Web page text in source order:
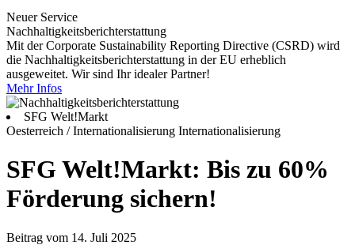
Neuer Service
Nachhaltigkeitsberichterstattung
Mit der Corporate Sustainability Reporting Directive (CSRD) wird
die Nachhaltigkeitsberichterstattung in der EU erheblich
ausgeweitet. Wir sind Ihr idealer Partner!
Mehr Infos
SFG Welt!Markt
Oesterreich / Internationalisierung Internationalisierung
SFG Welt!Markt: Bis zu 60%
Förderung sichern!
Beitrag vom 14. Juli 2025